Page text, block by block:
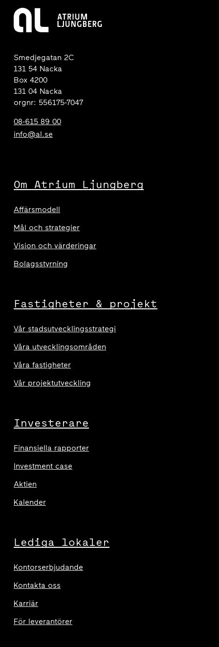
Smedjegatan 2C
131 54 Nacka
Box 4200
131 04 Nacka
orgnr: 556175-7047
08-615 89 00
info@al.se
Om Atrium Ljungberg
Affärsmodell
Mål och strategier
Vision och värderingar
Bolagsstyrning
Fastigheter & projekt
Vår stadsutvecklingsstrategi
Våra utvecklingsområden
Våra fastigheter
Vår projektutveckling
Investerare
Finansiella rapporter
Investment case
Aktien
Kalender
Lediga lokaler
Kontorserbjudande
Kontakta oss
Karriär
För leverantörer